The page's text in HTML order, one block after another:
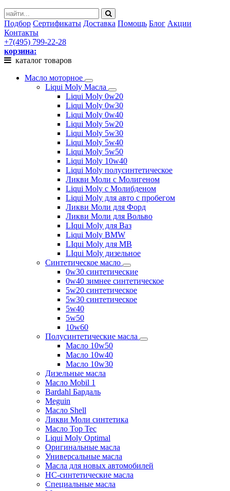
Подбор Сертификаты Доставка Помощь Блог Акции
Контакты
+7(495) 799-22-28
корзина:
каталог товаров
Масло моторное
Liqui Moly Масла
Liqui Moly 0w20
Liqui Moly 0w30
Liqui Moly 0w40
Liqui Moly 5w20
Liqui Moly 5w30
Liqui Moly 5w40
Liqui Moly 5w50
Liqui Moly 10w40
Liqui Moly полусинтетическое
Ликви Моли с Молигеном
Liqui Moly с Молибденом
Liqui Moly для авто с пробегом
Ликви Моли для Форд
Ликви Моли для Вольво
LIqui Moly для Ваз
Liqui Moly BMW
LIqui Moly для MB
LIqui Moly дизельное
Синтетическое масло
0w30 синтетические
0w40 зимнее синтетическое
5w20 синтетическое
5w30 синтетическое
5w40
5w50
10w60
Полусинтетические масла
Масло 10w50
Масло 10w40
Масло 10w30
Дизельные масла
Масло Mobil 1
Bardahl Бардаль
Meguin
Масло Shell
Ликви Моли синтетика
Масло Top Tec
Liqui Moly Optimal
Оригинальные масла
Универсальные масла
Масла для новых автомобилей
HC-синтетические масла
Специальные масла